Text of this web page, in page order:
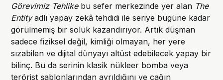
Görevimiz Tehlikebu sefer merkezinde yer alan The
Entityadlı yapay zekâ tehdidi ile seriye bugüne kadar
görülmemiş bir soluk kazandırıyor. Artık düşman
sadece fiziksel değil, kimliği olmayan, her yere
sızabilen ve dijital dünyayı altüst edebilecek yapay bir
bilinç. Bu da serinin klasik nükleer bomba veya
terörist şablonlarından ayrıldığını ve çağın